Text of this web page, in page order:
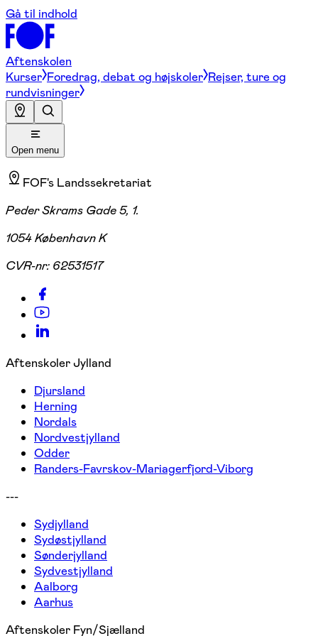
Gå til indhold
Aftenskolen
Kurser Foredrag, debat og højskoler Rejser, ture og
rundvisninger
Open menu
FOF's Landssekretariat
Peder Skrams Gade 5, 1.
1054 København K
CVR-nr: 62531517
Aftenskoler Jylland
Djursland
Herning
Nordals
Nordvestjylland
Odder
Randers-Favrskov-Mariagerfjord-Viborg
---
Sydjylland
Sydøstjylland
Sønderjylland
Sydvestjylland
Aalborg
Aarhus
Aftenskoler Fyn/Sjælland